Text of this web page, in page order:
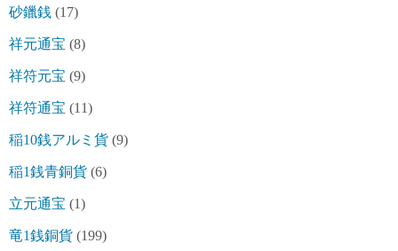
砂鑞銭 (17)
祥元通宝 (8)
祥符元宝 (9)
祥符通宝 (11)
稲10銭アルミ貨 (9)
稲1銭青銅貨 (6)
立元通宝 (1)
竜1銭銅貨 (199)